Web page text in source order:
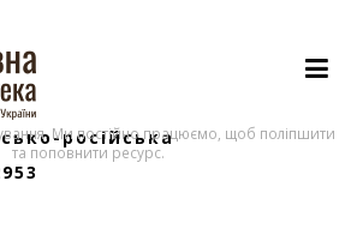
Ми постійно працюємо, щоб поліпшити
та поповнити ресурс.
російська